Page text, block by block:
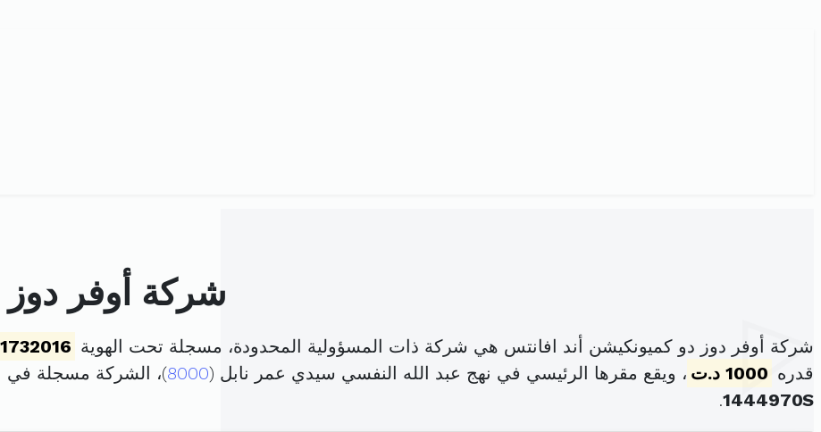
شركة أوفر دوز
شركة أوفر دوز دو كميونكيشن أند افانتس هي شركة ذات المسؤولية المحدودة، مسجلة تحت الهوية
قدره 1000 د.ت ، ويقع مقرها الرئيسي في نهج عبد الله النفسي سيدي عمر نابل (8000)، الشركة مسجلة
1444970S
.